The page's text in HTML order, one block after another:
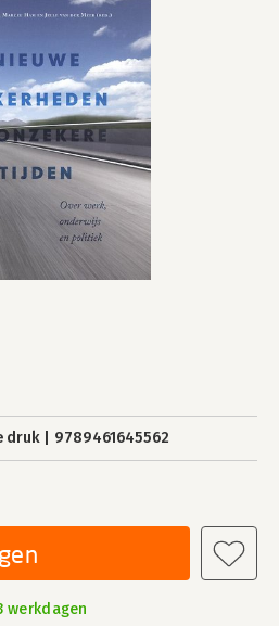
druk 9789461645562
werkdagen